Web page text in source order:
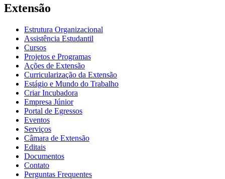
Extensão
Estrutura Organizacional
Assistência Estudantil
Cursos
Projetos e Programas
Ações de Extensão
Curricularização da Extensão
Estágio e Mundo do Trabalho
Criar Incubadora
Empresa Júnior
Portal de Egressos
Eventos
Serviços
Câmara de Extensão
Editais
Documentos
Contato
Perguntas Frequentes